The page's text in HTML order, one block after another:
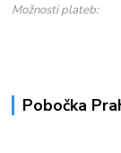
Možnosti plateb:
Pobočka